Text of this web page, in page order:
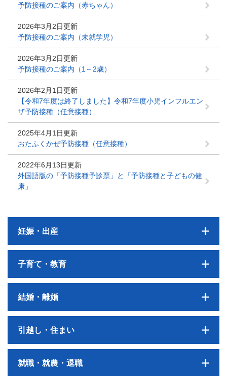
予防接種のご案内（赤ちゃん）
2026年3月2日更新
予防接種のご案内（未就学児）
2026年3月2日更新
予防接種のご案内（1～2歳）
2026年2月1日更新
【令和7年度は終了しました】令和7年度小児インフルエン
ザ予防接種（任意接種）
2025年4月1日更新
おたふくかぜ予防接種（任意接種）
2022年6月13日更新
外国語版の「予防接種予診票」と「予防接種と子どもの健
康」
妊娠・出産
子育て・教育
結婚・離婚
引越し・住まい
就職・就農・退職